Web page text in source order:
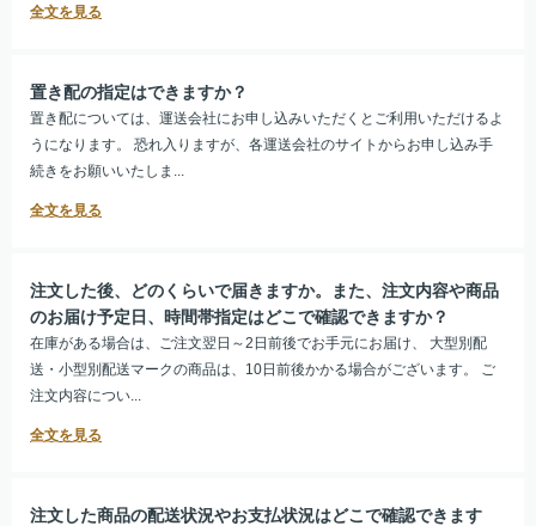
置き配の指定はできますか？
置き配については、運送会社にお申し込みいただくとご利用いただけるよ
うになります。 恐れ入りますが、各運送会社のサイトからお申し込み手
続きをお願いいたしま...
注文した後、どのくらいで届きますか。また、注文内容や商品
のお届け予定日、時間帯指定はどこで確認できますか？
在庫がある場合は、ご注文翌日～2日前後でお手元にお届け、 大型別配
送・小型別配送マークの商品は、10日前後かかる場合がございます。 ご
注文内容につい...
注文した商品の配送状況やお支払状況はどこで確認できます